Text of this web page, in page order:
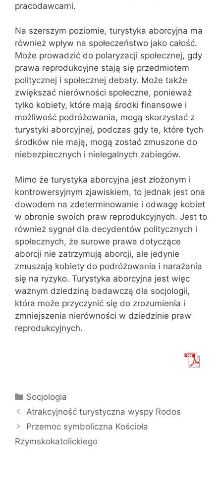
pracodawcami.
Na szerszym poziomie, turystyka aborcyjna ma
również wpływ na społeczeństwo jako całość.
Może prowadzić do polaryzacji społecznej, gdy
prawa reprodukcyjne stają się przedmiotem
politycznej i społecznej debaty. Może także
zwiększać nierówności społeczne, ponieważ
tylko kobiety, które mają środki finansowe i
możliwość podróżowania, mogą skorzystać z
turystyki aborcyjnej, podczas gdy te, które tych
środków nie mają, mogą zostać zmuszone do
niebezpiecznych i nielegalnych zabiegów.
Mimo że turystyka aborcyjna jest złożonym i
kontrowersyjnym zjawiskiem, to jednak jest ona
dowodem na zdeterminowanie i odwagę kobiet
w obronie swoich praw reprodukcyjnych. Jest to
również sygnał dla decydentów politycznych i
społecznych, że surowe prawa dotyczące
aborcji nie zatrzymują aborcji, ale jedynie
zmuszają kobiety do podróżowania i narażania
się na ryzyko. Turystyka aborcyjna jest więc
ważnym dziedziną badawczą dla socjologii,
która może przyczynić się do zrozumienia i
zmniejszenia nierówności w dziedzinie praw
reprodukcyjnych.
Kategorie
Socjologia
Atrakcyjność turystyczna wyspy Rodos
Przemoc symboliczna Kościoła
Rzymskokatolickiego